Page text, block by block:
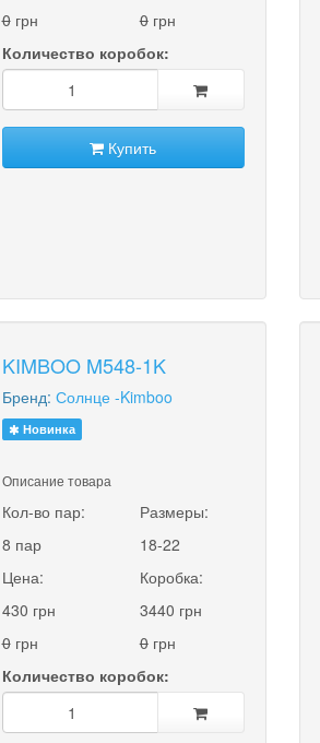
0грн
0грн
Количество коробок:
Купить
KIMBOO M548-1K
Бренд: Солнце -Kimboo
Новинка
Описание товара
Кол-во пар:
8 пар
Размеры:
18-22
Цена:
430 грн
0грн
Коробка:
3440 грн
0грн
Количество коробок: